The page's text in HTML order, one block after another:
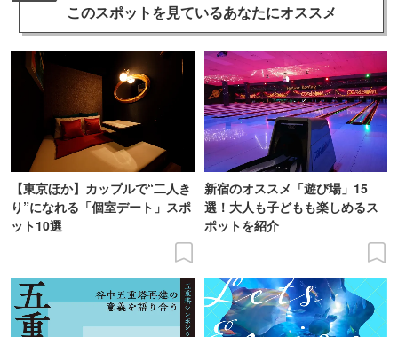
このスポットを見ているあなたにオススメ
【東京ほか】カップルで“二人き
り”になれる「個室デート」スポ
ット10選
新宿のオススメ「遊び場」15
選！大人も子どもも楽しめるス
ポットを紹介